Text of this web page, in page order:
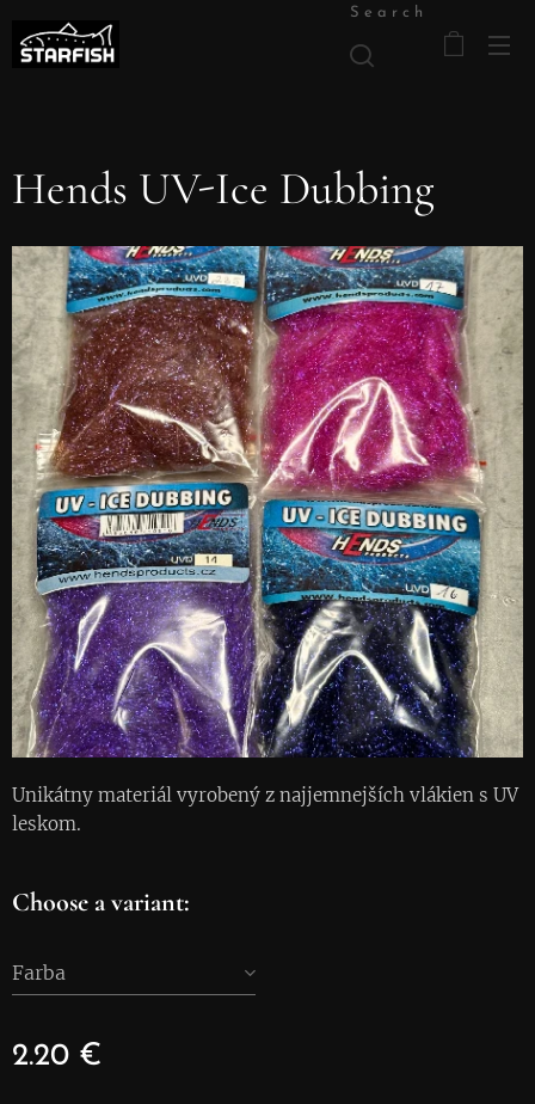
Search
Hends UV-Ice Dubbing
Unikátny materiál vyrobený z najjemnejších vlákien s UV
leskom.
Choose a variant:
Farba
2.20 €